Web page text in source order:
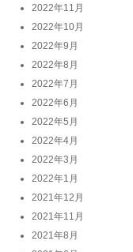
2022年11月
2022年10月
2022年9月
2022年8月
2022年7月
2022年6月
2022年5月
2022年4月
2022年3月
2022年1月
2021年12月
2021年11月
2021年8月